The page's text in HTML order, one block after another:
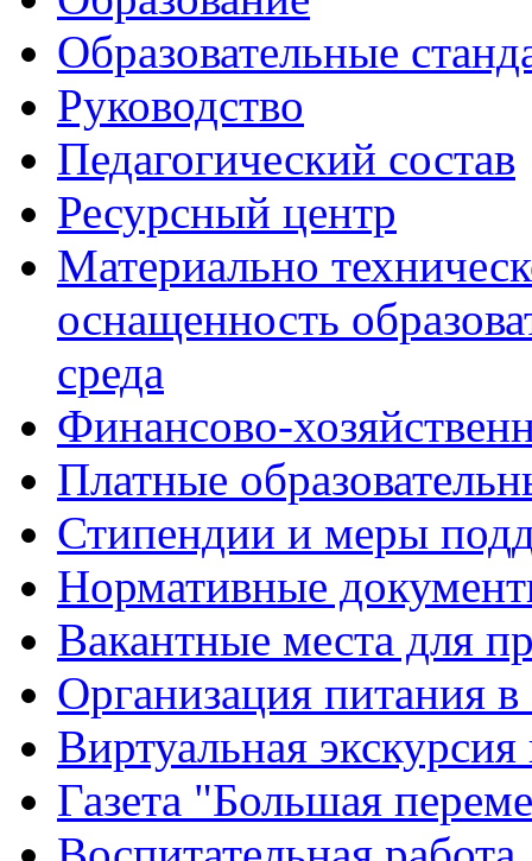
Образовательные
Руководство
Педагогический состав
Ресурсный центр
Материально
оснащенность
среда
Финансово-
Платные
Стипендии и меры
Нормативные
Вакантные места для
Организация питания в
Виртуальная
Газета "Большая